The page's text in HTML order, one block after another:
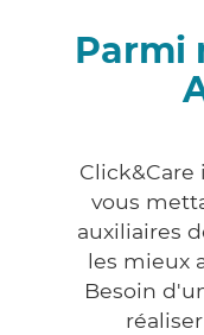
Parmi
vous
auxiliaires
les mieux
Besoin